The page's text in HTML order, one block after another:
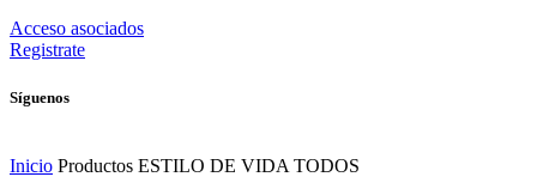
Acceso asociados
Registrate
Síguenos
Inicio Productos ESTILO DE VIDA TODOS